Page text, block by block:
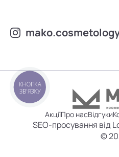
АкціїПро насВідгуки
SEO-просування від
©
КНОПКА
ЗВ'ЯЗКУ